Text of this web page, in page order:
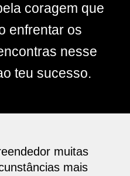
coragem que
enfrentar os
nesse
teu sucesso.
muitas
mais